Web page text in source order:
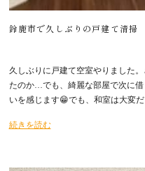
鈴鹿市で久しぶりの戸建て清掃
久しぶりに戸建て空室やりました
たのか…でも、綺麗な部屋で次に
いを感じます😁でも、和室は大変
続きを読む